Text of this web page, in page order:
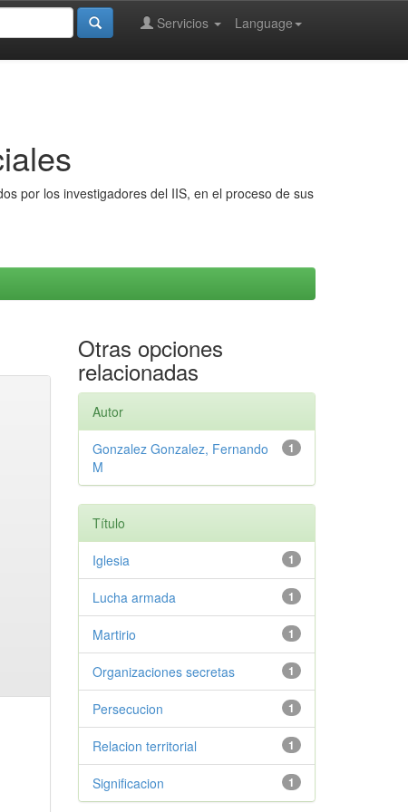
Language
Servicios
por los investigadores del IIS, en el proceso de sus
Otras opciones
relacionadas
Autor
1
Gonzalez Gonzalez, Fernando
M
Título
1
Iglesia
1
Lucha armada
1
Martirio
1
Organizaciones secretas
1
Persecucion
1
Relacion territorial
1
Significacion